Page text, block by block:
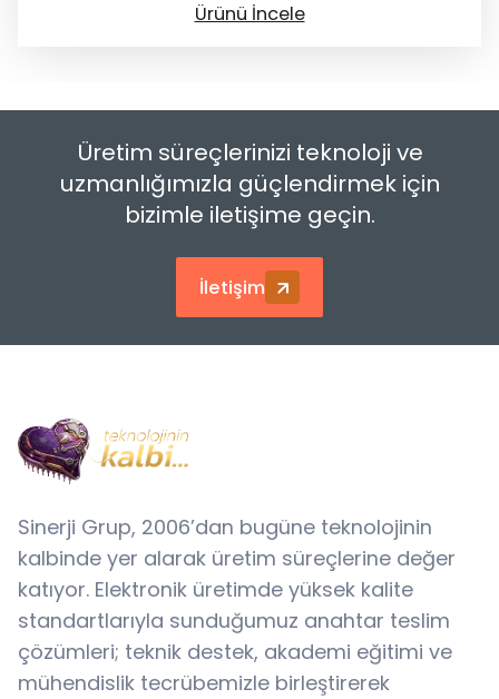
Ürünü İncele
Üretim süreçlerinizi teknoloji ve
uzmanlığımızla güçlendirmek için
bizimle iletişime geçin.
İletişim
Sinerji Grup, 2006’dan bugüne teknolojinin
kalbinde yer alarak üretim süreçlerine değer
katıyor. Elektronik üretimde yüksek kalite
standartlarıyla sunduğumuz anahtar teslim
çözümleri; teknik destek, akademi eğitimi ve
mühendislik tecrübemizle birleştirerek